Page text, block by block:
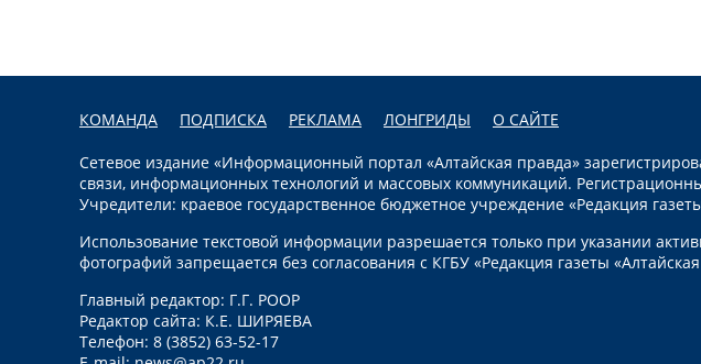
КОМАНДА ПОДПИСКА РЕКЛАМА ЛОНГРИДЫ О САЙТЕ
Сетевое издание «Информационный портал «Алтайская правда»
связи, информационных технологий и массовых коммуникаций.
Учредители: краевое государственное бюджетное учреждение «Редакция
Использование текстовой информации разрешается только при указании
фотографий запрещается без согласования с КГБУ «Редакция газеты
Главный редактор: Г.Г. РООР
Редактор сайта: К.Е. ШИРЯЕВА
Телефон: 8 (3852) 63-52-17